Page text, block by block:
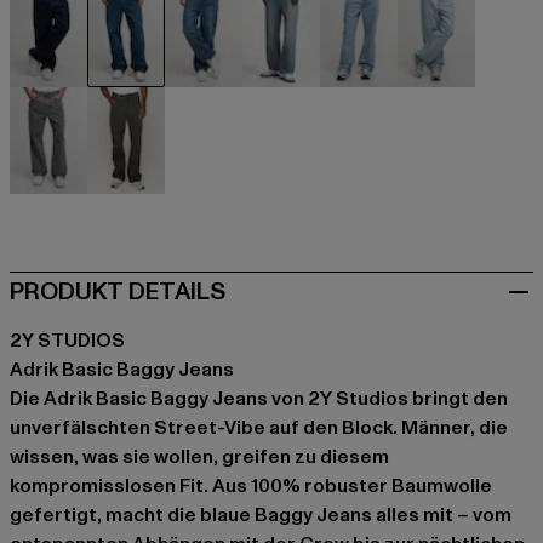
blau blau
PRODUKT DETAILS
2Y STUDIOS
Adrik Basic Baggy Jeans
Die Adrik Basic Baggy Jeans von 2Y Studios bringt den
unverfälschten Street-Vibe auf den Block. Männer, die
wissen, was sie wollen, greifen zu diesem
kompromisslosen Fit. Aus 100% robuster Baumwolle
gefertigt, macht die blaue Baggy Jeans alles mit – vom